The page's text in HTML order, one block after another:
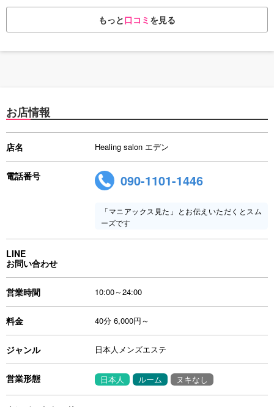
もっと口コミ を見る
お店情報
店名 Healing salon エデン
電話番号 090-1101-1446
「マニアックス見た」とお伝えいただくとスム
ーズです
LINE
お問い合わせ
営業時間 10:00～24:00
料金 40分 6,000円～
ジャンル 日本人メンズエステ
営業形態 日本人 ルーム ヌキなし